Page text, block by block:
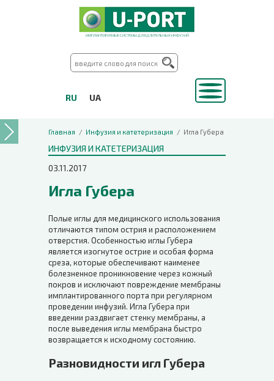
ИМПЛАНТИРУЕМЫЕ СИСТЕМЫ ДЛЯ ДЛИТЕЛЬНЫХ ИНФУЗИЙ
RU UA
Главная Инфузия и катетеризация Игла Губера
ИНФУЗИЯ И КАТЕТЕРИЗАЦИЯ
03.11.2017
Игла Губера
Полые иглы для медицинского использования
отличаются типом острия и расположением
отверстия. Особенностью иглы Губера
является изогнутое острие и особая форма
среза, которые обеспечивают наименее
болезненное проникновение через кожный
покров и исключают повреждение мембраны
имплантированного порта при регулярном
проведении инфузий. Игла Губера при
введении раздвигает стенку мембраны, а
после выведения иглы мембрана быстро
возвращается к исходному состоянию.
Разновидности игл Губера